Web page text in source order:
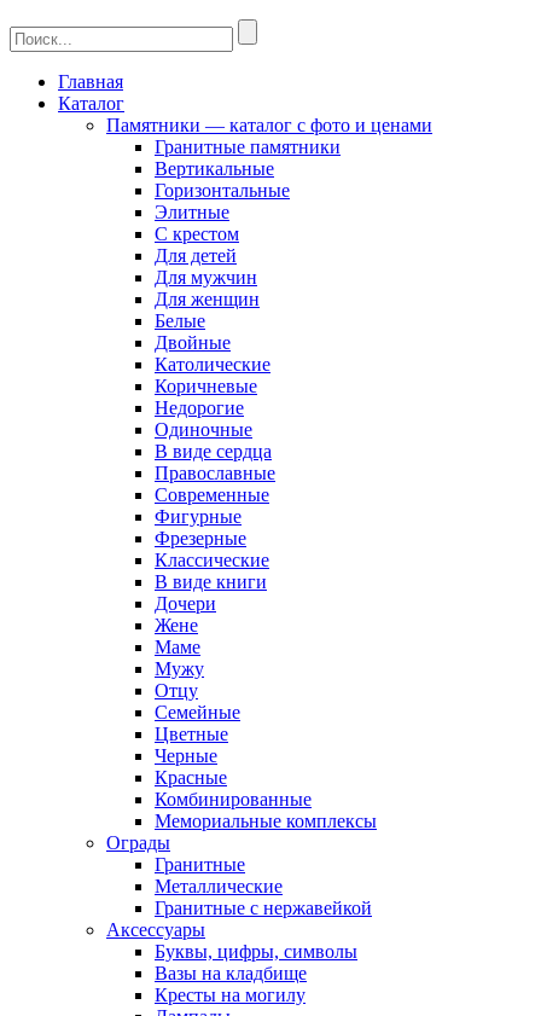
Главная
Каталог
Памятники — каталог с фото и ценами
Гранитные памятники
Вертикальные
Горизонтальные
Элитные
С крестом
Для детей
Для мужчин
Для женщин
Белые
Двойные
Католические
Коричневые
Недорогие
Одиночные
В виде сердца
Православные
Современные
Фигурные
Фрезерные
Классические
В виде книги
Дочери
Жене
Маме
Мужу
Отцу
Семейные
Цветные
Черные
Красные
Комбинированные
Мемориальные комплексы
Ограды
Гранитные
Металлические
Гранитные c нержавейкой
Аксессуары
Буквы, цифры, символы
Вазы на кладбище
Кресты на могилу